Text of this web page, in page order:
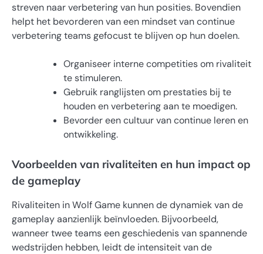
streven naar verbetering van hun posities. Bovendien
helpt het bevorderen van een mindset van continue
verbetering teams gefocust te blijven op hun doelen.
Organiseer interne competities om rivaliteit
te stimuleren.
Gebruik ranglijsten om prestaties bij te
houden en verbetering aan te moedigen.
Bevorder een cultuur van continue leren en
ontwikkeling.
Voorbeelden van rivaliteiten en hun impact op
de gameplay
Rivaliteiten in Wolf Game kunnen de dynamiek van de
gameplay aanzienlijk beïnvloeden. Bijvoorbeeld,
wanneer twee teams een geschiedenis van spannende
wedstrijden hebben, leidt de intensiteit van de